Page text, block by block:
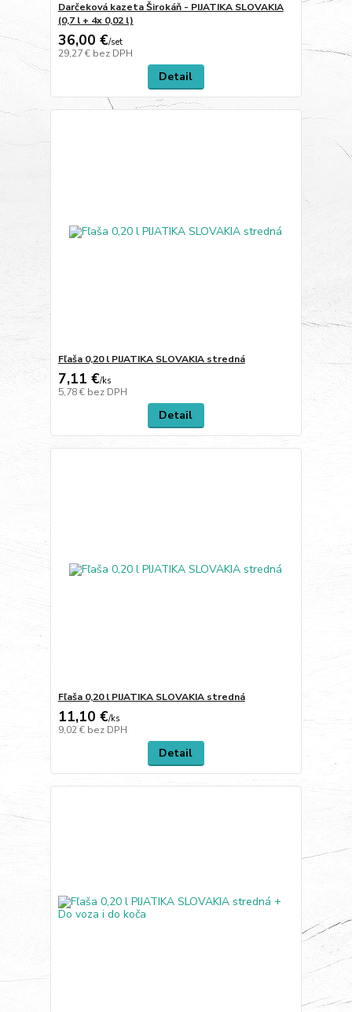
Darčeková kazeta Širokáň - PIJATIKA SLOVAKIA
(0,7 l + 4x 0,02 l)
36,00 €/set
29,27 € bez DPH
Detail
Fľaša 0,20 l PIJATIKA SLOVAKIA stredná
7,11 €/ks
5,78 € bez DPH
Detail
Fľaša 0,20 l PIJATIKA SLOVAKIA stredná
11,10 €/ks
9,02 € bez DPH
Detail